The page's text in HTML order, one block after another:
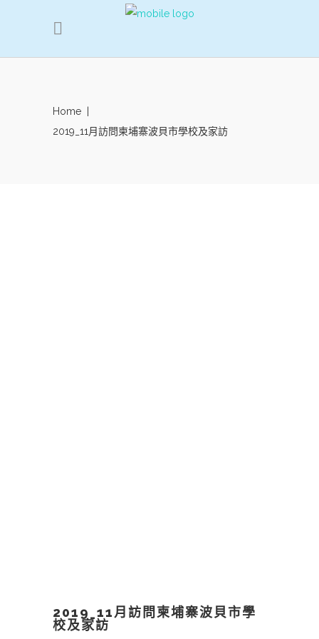
Home
2019_11月訪問柬埔寨波貝市學校及家訪
2019_11月訪問柬埔寨波貝市學
校及家訪